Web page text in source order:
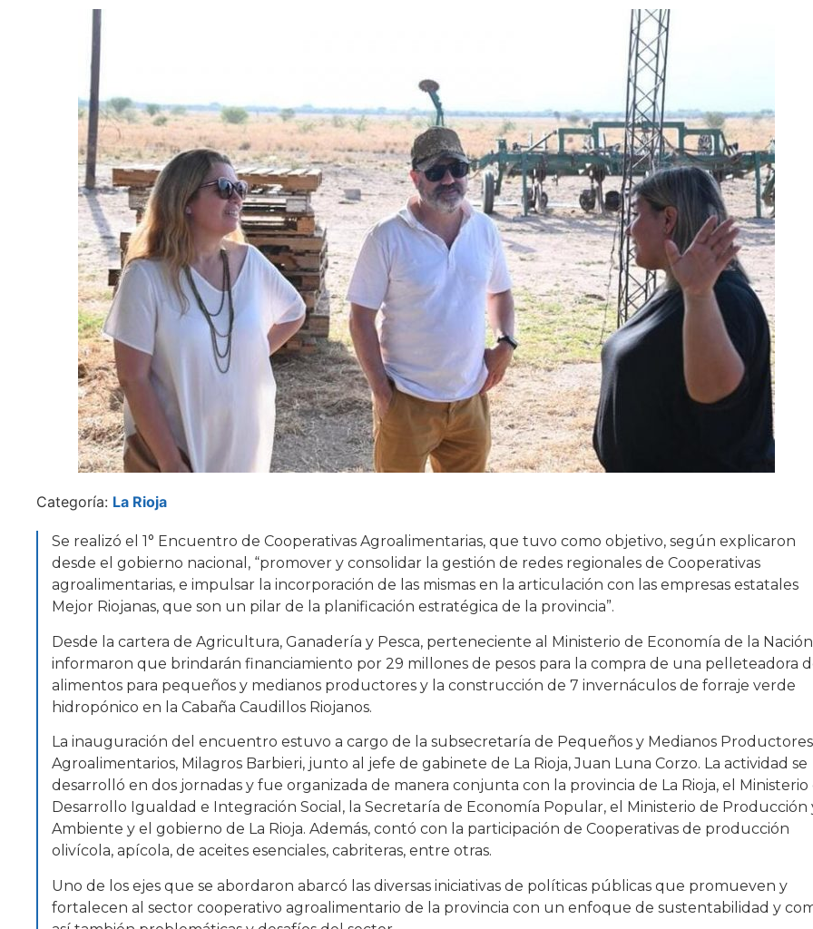
Categoría: La Rioja
Se realizó el 1° Encuentro de Cooperativas Agroalimentarias, que tuvo como objetivo, según explicaron
desde el gobierno nacional, “promover y consolidar la gestión de redes regionales de Cooperativas
agroalimentarias, e impulsar la incorporación de las mismas en la articulación con las empresas estatales
Mejor Riojanas, que son un pilar de la planificación estratégica de la provincia”.
Desde la cartera de Agricultura, Ganadería y Pesca, perteneciente al Ministerio de Economía de la
informaron que brindarán financiamiento por 29 millones de pesos para la compra de una pelleteadora
alimentos para pequeños y medianos productores y la construcción de 7 invernáculos de forraje verde
hidropónico en la Cabaña Caudillos Riojanos.
La inauguración del encuentro estuvo a cargo de la subsecretaría de Pequeños y Medianos Productores
Agroalimentarios, Milagros Barbieri, junto al jefe de gabinete de La Rioja, Juan Luna Corzo. La actividad se
desarrolló en dos jornadas y fue organizada de manera conjunta con la provincia de La Rioja, el Ministerio
Desarrollo Igualdad e Integración Social, la Secretaría de Economía Popular, el Ministerio de Producción
Ambiente y el gobierno de La Rioja. Además, contó con la participación de Cooperativas de producción
olivícola, apícola, de aceites esenciales, cabriteras, entre otras.
Uno de los ejes que se abordaron abarcó las diversas iniciativas de políticas públicas que promueven y
fortalecen al sector cooperativo agroalimentario de la provincia con un enfoque de sustentabilidad y